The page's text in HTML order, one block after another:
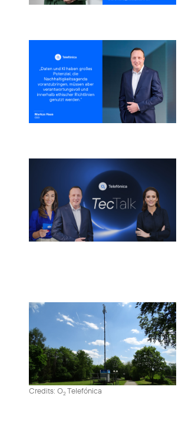
Credits: O2Telefónica